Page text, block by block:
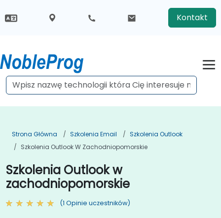
Kontakt
Strona Główna Szkolenia Email
Szkolenia Outlook
Szkolenia Outlook W Zachodniopomorskie
Szkolenia Outlook w
zachodniopomorskie
(1 Opinie uczestników)